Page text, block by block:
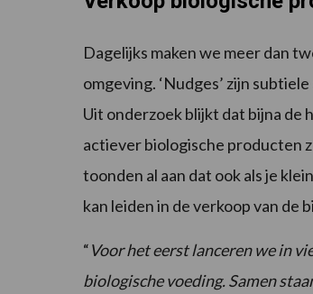
Dagelijks maken we meer dan
omgeving. ‘Nudges’ zijn
Uit onderzoek blijkt dat bijna de
actiever biologische producten
toonden al aan dat ook als je
kan leiden in de verkoop van de
“Voor het eerst lanceren we in
biologische voeding. Samen